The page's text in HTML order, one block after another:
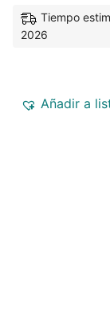
Tiempo
2026
Añadir a